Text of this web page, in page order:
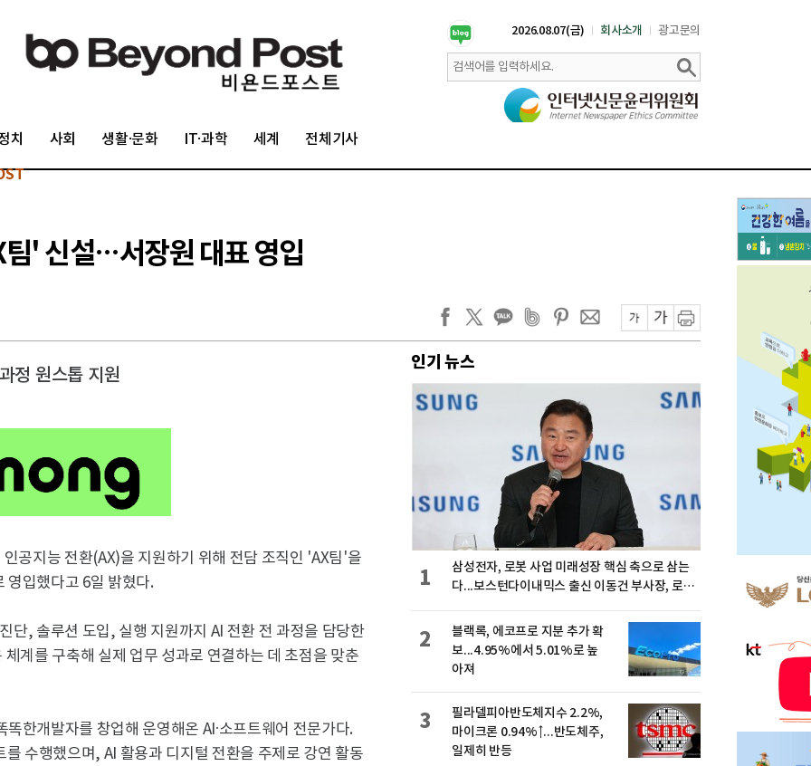
2026.08.07(금) 회사소개 광고문의
치 사회 생활·문화 IT·과학 세계 전체기사
' 신설…서장원 대표 영입
정 원스톱 지원
공지능 전환(AX)을 지원하기 위해 전담 조직인 'AX팀'을
영입했다고 6일 밝혔다.
단, 솔루션 도입, 실행 지원까지 AI 전환 전 과정을 담당한
계를 구축해 실제 업무 성과로 연결하는 데 초점을 맞춘
한개발자를 창업해 운영해온 AI·소프트웨어 전문가다.
수행했으며, AI 활용과 디지털 전환을 주제로 강연 활동
인기 뉴스
삼성전자, 로봇 사업 미래성장 핵심 축으로 삼는
다...보스턴다이내믹스 출신 이동건 부사장, 로보
1
블랙록, 에코프로 지분 추가 확
보...4.95%에서 5.01%로 높
아져
2
필라델피아반도체지수 2.2%,
마이크론 0.94%↑...반도체주,
일제히 반등
3